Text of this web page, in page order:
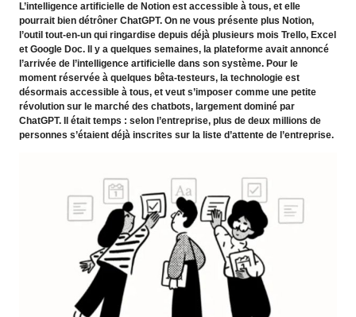
L’intelligence artificielle de Notion est accessible à tous, et elle
pourrait bien détrôner ChatGPT. On ne vous présente plus Notion,
l’outil tout-en-un qui ringardise depuis déjà plusieurs mois Trello, Excel
et Google Doc. Il y a quelques semaines, la plateforme avait annoncé
l’arrivée de l’intelligence artificielle dans son système. Pour le
moment réservée à quelques bêta-testeurs, la technologie est
désormais accessible à tous, et veut s’imposer comme une petite
révolution sur le marché des chatbots, largement dominé par
ChatGPT. Il était temps : selon l’entreprise, plus de deux millions de
personnes s’étaient déjà inscrites sur la liste d’attente de l’entreprise.